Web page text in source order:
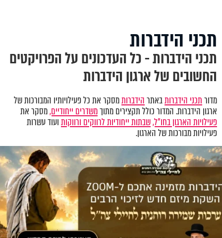
תכני הידברות
תכני הידברות - כל העדכונים על הפרויקטים
החשובים של ארגון הידברות
מדורתכני הידברותבאתרהידברותמסקר את כל פעילויותיו המבורכות של
ארגון הידברות. המדור כולל תקצירים מתוךמשדרים ייחודיים,מסקר את
פעילויות הארגון בחו"ל,שבתות ייחודיות לרווקים ורווקותועוד עשרות
פעילויות מבורכות של הארגון.